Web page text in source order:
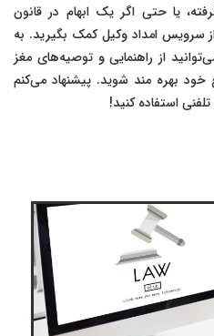
یا حتی اگر یک ابهام در قانون
سرویس امداد وکیل کمک بگیرید. به
از راهنمایی و توصیه‌های مغز
خود بهره مند شوید. پیشنهاد می‌کنم
استفاده کنید!